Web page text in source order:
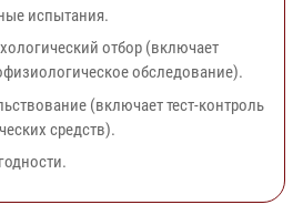
испытания.
отбор (включает
обследование).
(включает тест-контроль
средств).